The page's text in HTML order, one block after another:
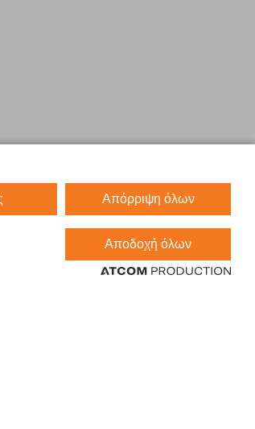
Απόρριψη όλων
Αποδοχή όλων